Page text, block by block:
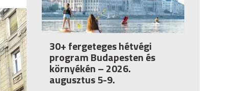
30+ fergeteges hétvégi
program Budapesten és
környékén – 2026.
augusztus 5-9.